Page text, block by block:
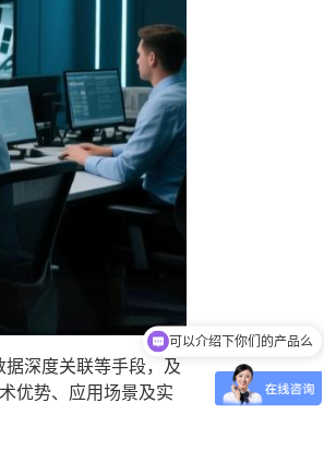
深度关联等手段，及
优势、应用场景及实
你们是怎么收费的呢